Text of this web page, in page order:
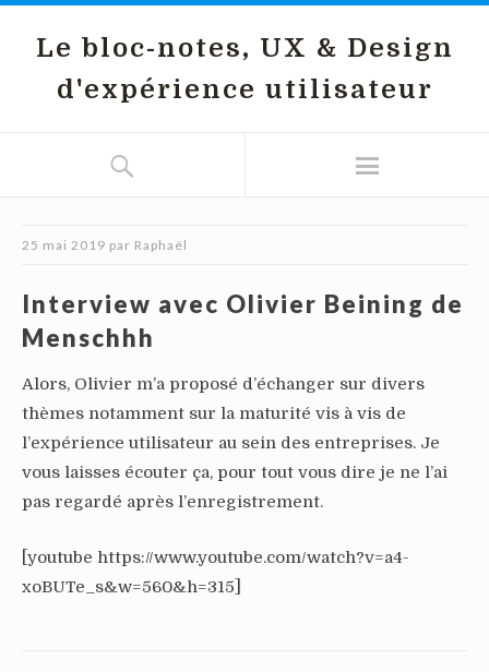
Le bloc-notes, UX & Design
d'expérience utilisateur
25 mai 2019 par Raphaël
Interview avec Olivier Beining de
Menschhh
Alors, Olivier m’a proposé d’échanger sur divers
thèmes notamment sur la maturité vis à vis de
l’expérience utilisateur au sein des entreprises. Je
vous laisses écouter ça, pour tout vous dire je ne l’ai
pas regardé après l’enregistrement.
[youtube https://www.youtube.com/watch?v=a4-
xoBUTe_s&w=560&h=315]